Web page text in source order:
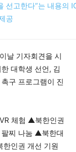
선고한다”는 내용의
공
날 기자회견을 시
대학생 선언, 김
구 프로그램이 진
체험 ▲북한인권
찌 나눔 ▲북한대
인권 개선 기원